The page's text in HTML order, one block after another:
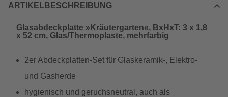
ARTIKELBESCHREIBUNG
Glasabdeckplatte »Kräutergarten«, BxHxT: 3 x 1,8
x 52 cm, Glas/Thermoplaste, mehrfarbig
2er Abdeckplatten-Set für Glaskeramik-, Elektro-
und Gasherde
hygienisch und geruchsneutral, auch als